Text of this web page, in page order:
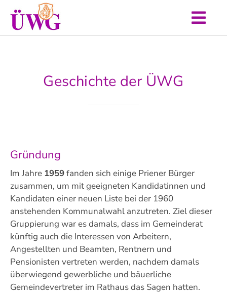
Inhalt
springen
Kontakt
Geschichte der ÜWG
Gründung
Im Jahre 1959fanden sich einige Priener Bürger
zusammen, um mit geeigneten Kandidatinnen und
Kandidaten einer neuen Liste bei der 1960
anstehenden Kommunalwahl anzutreten. Ziel dieser
Gruppierung war es damals, dass im Gemeinderat
künftig auch die Interessen von Arbeitern,
Angestellten und Beamten, Rentnern und
Pensionisten vertreten werden, nachdem damals
überwiegend gewerbliche und bäuerliche
Gemeindevertreter im Rathaus das Sagen hatten.